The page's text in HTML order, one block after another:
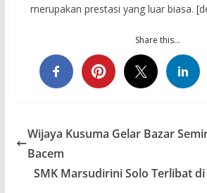
merupakan prestasi yang luar biasa.
Share this…
Wijaya Kusuma Gelar Bazar
Bacem
SMK Marsudirini Solo Terlibat di